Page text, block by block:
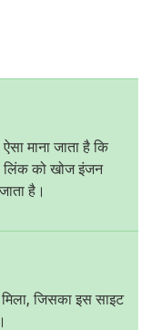
माना जाता है कि
लिंक को खोज इंजन
है।
जिसका इस साइट